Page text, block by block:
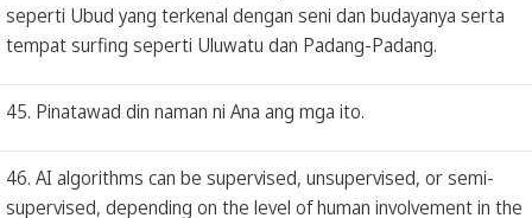
seperti Ubud yang terkenal dengan seni dan budayanya serta
tempat surfing seperti Uluwatu dan Padang-Padang.
45. Pinatawad din naman ni Ana ang mga ito.
46. AI algorithms can be supervised, unsupervised, or semi-
supervised, depending on the level of human involvement in the